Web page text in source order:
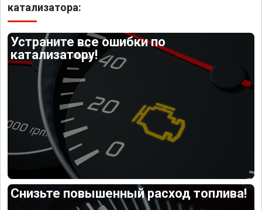
катализатора:
Устраните все ошибки по
катализатору!
Снизьте повышенный расход топлива!